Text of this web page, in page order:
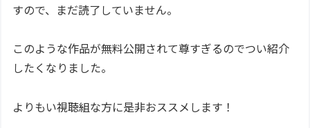
すので、まだ読了していません。
このような作品が無料公開されて尊すぎるのでつい紹介
したくなりました。
よりもい視聴組な方に是非おススメします！